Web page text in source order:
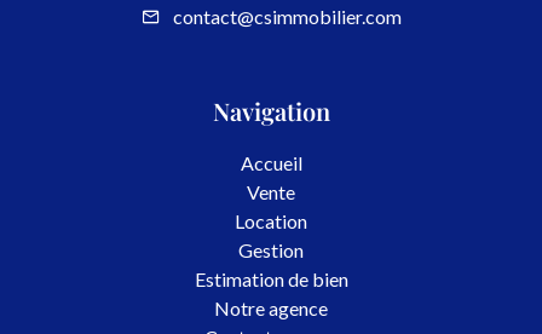
contact@csimmobilier.com
Navigation
Accueil
Vente
Location
Gestion
Estimation de bien
Notre agence